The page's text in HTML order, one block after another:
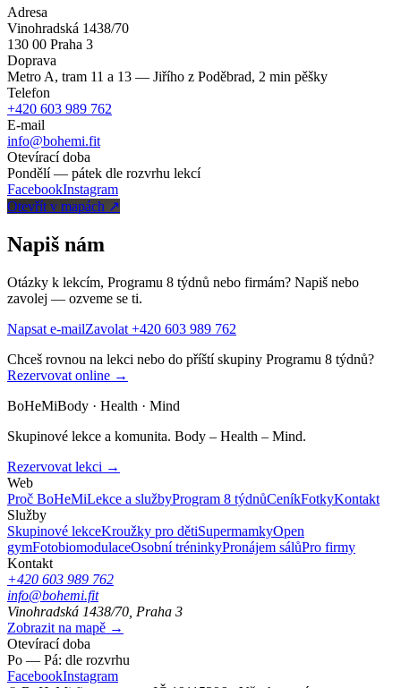
Adresa
Vinohradská 1438/70
130 00 Praha 3
Doprava
Metro A, tram 11 a 13 — Jiřího z Poděbrad, 2 min pěšky
Telefon
+420 603 989 762
E-mail
info@bohemi.fit
Otevírací doba
Pondělí — pátek dle rozvrhu lekcí
FacebookInstagram
Otevřít v mapách ↗
Napiš nám
Otázky k lekcím, Programu 8 týdnů nebo firmám? Napiš nebo
zavolej — ozveme se ti.
Napsat e-mailZavolat +420 603 989 762
Chceš rovnou na lekci nebo do příští skupiny Programu 8 týdnů?
Rezervovat online →
BoHeMiBody · Health · Mind
Skupinové lekce a komunita. Body – Health – Mind.
Rezervovat lekci →
Web
Proč BoHeMiLekce a službyProgram 8 týdnůCeníkFotkyKontakt
Služby
Skupinové lekceKroužky pro dětiSupermamkyOpen
gymFotobiomodulaceOsobní tréninkyPronájem sálůPro firmy
Kontakt
+420 603 989 762
info@bohemi.fit
Vinohradská 1438/70, Praha 3
Zobrazit na mapě →
Otevírací doba
Po — Pá: dle rozvrhu
FacebookInstagram